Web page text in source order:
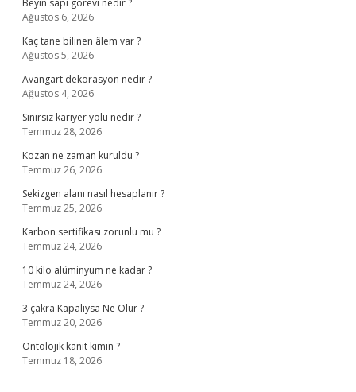
Beyin sapı görevi nedir ?
Ağustos 6, 2026
Kaç tane bilinen âlem var ?
Ağustos 5, 2026
Avangart dekorasyon nedir ?
Ağustos 4, 2026
Sınırsız kariyer yolu nedir ?
Temmuz 28, 2026
Kozan ne zaman kuruldu ?
Temmuz 26, 2026
Sekizgen alanı nasıl hesaplanır ?
Temmuz 25, 2026
Karbon sertifikası zorunlu mu ?
Temmuz 24, 2026
10 kilo alüminyum ne kadar ?
Temmuz 24, 2026
3 çakra Kapalıysa Ne Olur ?
Temmuz 20, 2026
Ontolojik kanıt kimin ?
Temmuz 18, 2026